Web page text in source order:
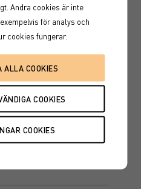
1,07
Andra cookies är inte
för analys och
cookies fungerar.